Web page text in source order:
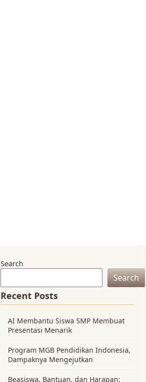
Search
Search
Recent Posts
AI Membantu Siswa SMP Membuat
Presentasi Menarik
Program MGB Pendidikan Indonesia,
Dampaknya Mengejutkan
Beasiswa, Bantuan, dan Harapan: